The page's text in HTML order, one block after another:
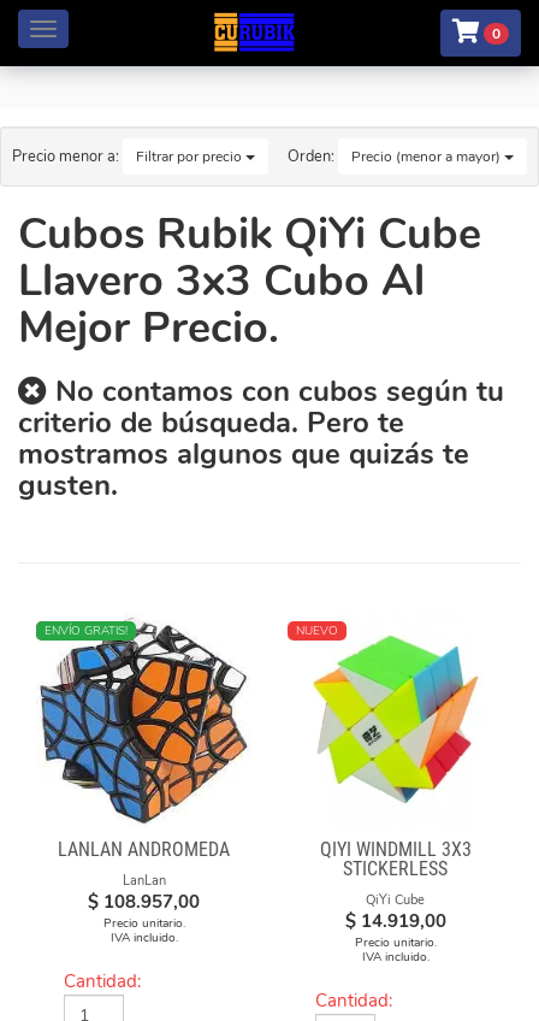
Menú 0
Precio menor a: Filtrar por precio Orden: Precio (menor a mayor)
Cubos Rubik QiYi Cube
Llavero 3x3 Cubo Al
Mejor Precio.
No contamos con cubos según tu
criterio de búsqueda. Pero te
mostramos algunos que quizás te
gusten.
NUEVO
ENVÍO GRATIS!
LANLAN ANDROMEDA
LanLan
$ 108.957,00
Precio unitario.
IVA incluido.
Cantidad:
NUEVO
QIYI WINDMILL 3X3
STICKERLESS
QiYi Cube
$ 14.919,00
Precio unitario.
IVA incluido.
Cantidad: